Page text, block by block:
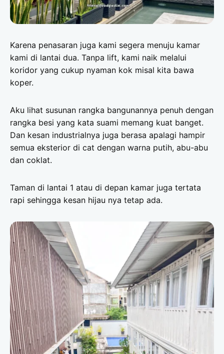
Karena penasaran juga kami segera menuju kamar
kami di lantai dua. Tanpa lift, kami naik melalui
koridor yang cukup nyaman kok misal kita bawa
koper.
Aku lihat susunan rangka bangunannya penuh dengan
rangka besi yang kata suami memang kuat banget.
Dan kesan industrialnya juga berasa apalagi hampir
semua eksterior di cat dengan warna putih, abu-abu
dan coklat.
Taman di lantai 1 atau di depan kamar juga tertata
rapi sehingga kesan hijau nya tetap ada.